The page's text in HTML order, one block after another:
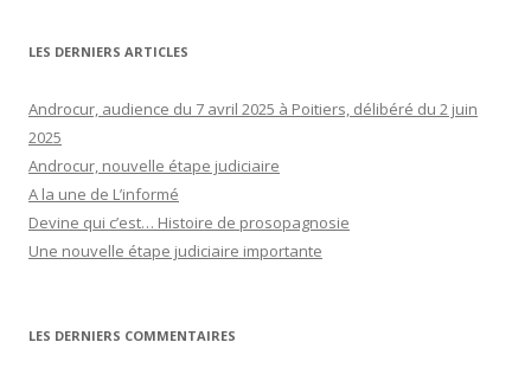
LES DERNIERS ARTICLES
Androcur, audience du 7 avril 2025 à Poitiers, délibéré du 2 juin
2025
Androcur, nouvelle étape judiciaire
A la une de L’informé
Devine qui c’est… Histoire de prosopagnosie
Une nouvelle étape judiciaire importante
LES DERNIERS COMMENTAIRES